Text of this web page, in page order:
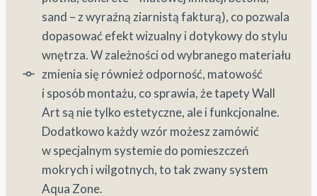
sand – z wyraźną ziarnistą fakturą), co pozwala
dopasować efekt wizualny i dotykowy do stylu
wnętrza. W zależności od wybranego materiału
zmienia się również odporność, matowość
i sposób montażu, co sprawia, że tapety Wall
Art są nie tylko estetyczne, ale i funkcjonalne.
Dodatkowo każdy wzór możesz zamówić
w specjalnym systemie do pomieszczeń
mokrych i wilgotnych, to tak zwany system
Aqua Zone.